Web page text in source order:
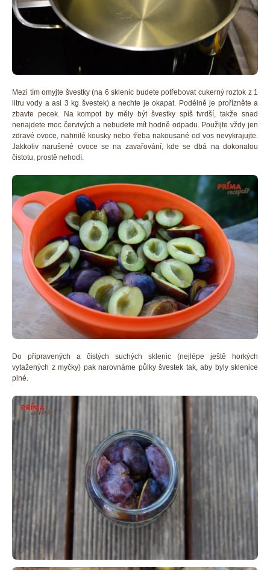
Mezi tím omyjte švestky (na 6 sklenic budete potřebovat cukerný roztok z 1
litru vody a asi 3 kg švestek) a nechte je okapat. Podélně je prořízněte a
zbavte pecek. Na kompot by měly být švestky spíš tvrdší, takže snad
nenajdete moc červivých a nebudete mít hodně odpadu. Použijte vždy jen
zdravé ovoce, nahnilé kousky nebo třeba nakousané od vos nevykrajujte.
Jakkoliv narušené ovoce se na zavařování, kde se dbá na dokonalou
čistotu, prostě nehodí.
Do připravených a čistých suchých sklenic (nejlépe ještě horkých
vytažených z myčky) pak narovnáme půlky švestek tak, aby byly sklenice
plné.